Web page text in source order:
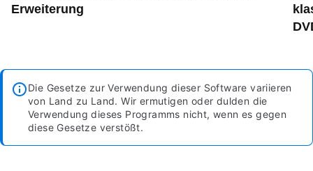
Erweiterung
Die Gesetze zur Verwendung dieser Software variieren
von Land zu Land. Wir ermutigen oder dulden die
Verwendung dieses Programms nicht, wenn es gegen
diese Gesetze verstößt.